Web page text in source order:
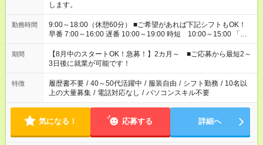
します。
勤務時間
9:00～18:00（休憩60分） ■ご希望があれば下記シフトもOK！
早番 7:00～16:00 遅番 10:00～19:00 時短 10:00～15:00 「家
族と休みを合わせたい」 「余裕を持って夕飯の準備がしたい」
「できれば残業はしたくない」 など、ご希望を教えてください
ね。 ※Wワーク希望の方へ 今ご覧のお仕事で希望する勤務時間
と、もう1つのお仕事の勤務時間。 合計で週40時間を超える場
合は応募できません。
期間
【8月中のスタートOK！急募！】2カ月～ ■ご応募から最短2～
3日後に就業が可能です！
特徴 履歴書不要 / 40～50代活躍中 / 服装自由 / シフト勤務 / 10名以
上の大量募集 / 電話対応なし / パソコンスキル不要
気になる！ 応募する 詳細へ